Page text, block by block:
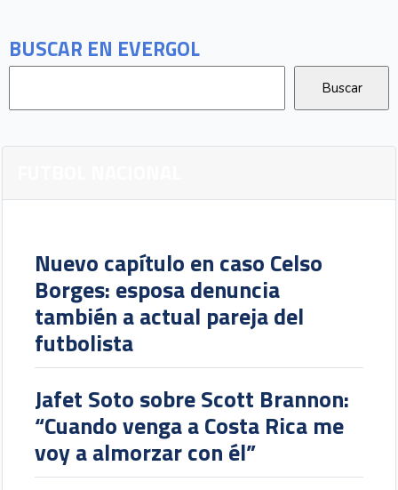
BUSCAR EN EVERGOL
Nuevo capítulo en caso Celso
Borges: esposa denuncia
también a actual pareja del
futbolista
Jafet Soto sobre Scott Brannon:
“Cuando venga a Costa Rica me
voy a almorzar con él”